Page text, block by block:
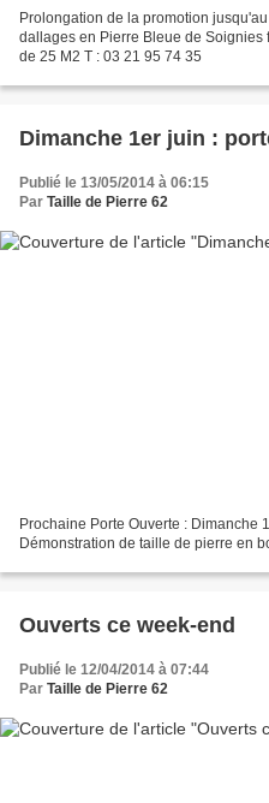
Prolongation de la promotion
dallages en Pierre Bleue de
de 25 M2 T : 03 21 95 74 35
Dimanche 1er juin :
Publié le 13/05/2014 à 06:15
Par Taille de Pierre 62
Prochaine Porte Ouverte : Dimanche
Démonstration de taille de pierre en
Ouverts ce week-end
Publié le 12/04/2014 à 07:44
Par Taille de Pierre 62